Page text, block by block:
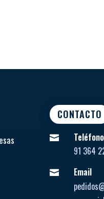
CONTACTO

91 364

Email